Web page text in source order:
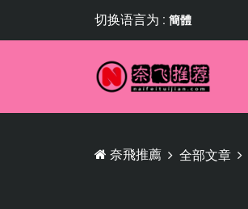
切换语言为 : 簡體
奈飛推薦 全部文章